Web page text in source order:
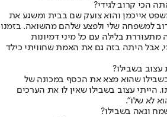
הכי קרוב לגידי?
אייכמן והוא צועק שם בבית ומשגע את
למשפחה שלי ולפצע שלהם מהשואה. בזמנו
בלילה עם כל מיני דמיונות
אבל היתה בזה גם את האמת שחוויתי כילד
בשבילו?
בשבילו שהוא מצא את הכסף במכונה של
הייתי עצוב בשבילו שאין לו את הערכים
לא שלו".
וגאה בשבילו?